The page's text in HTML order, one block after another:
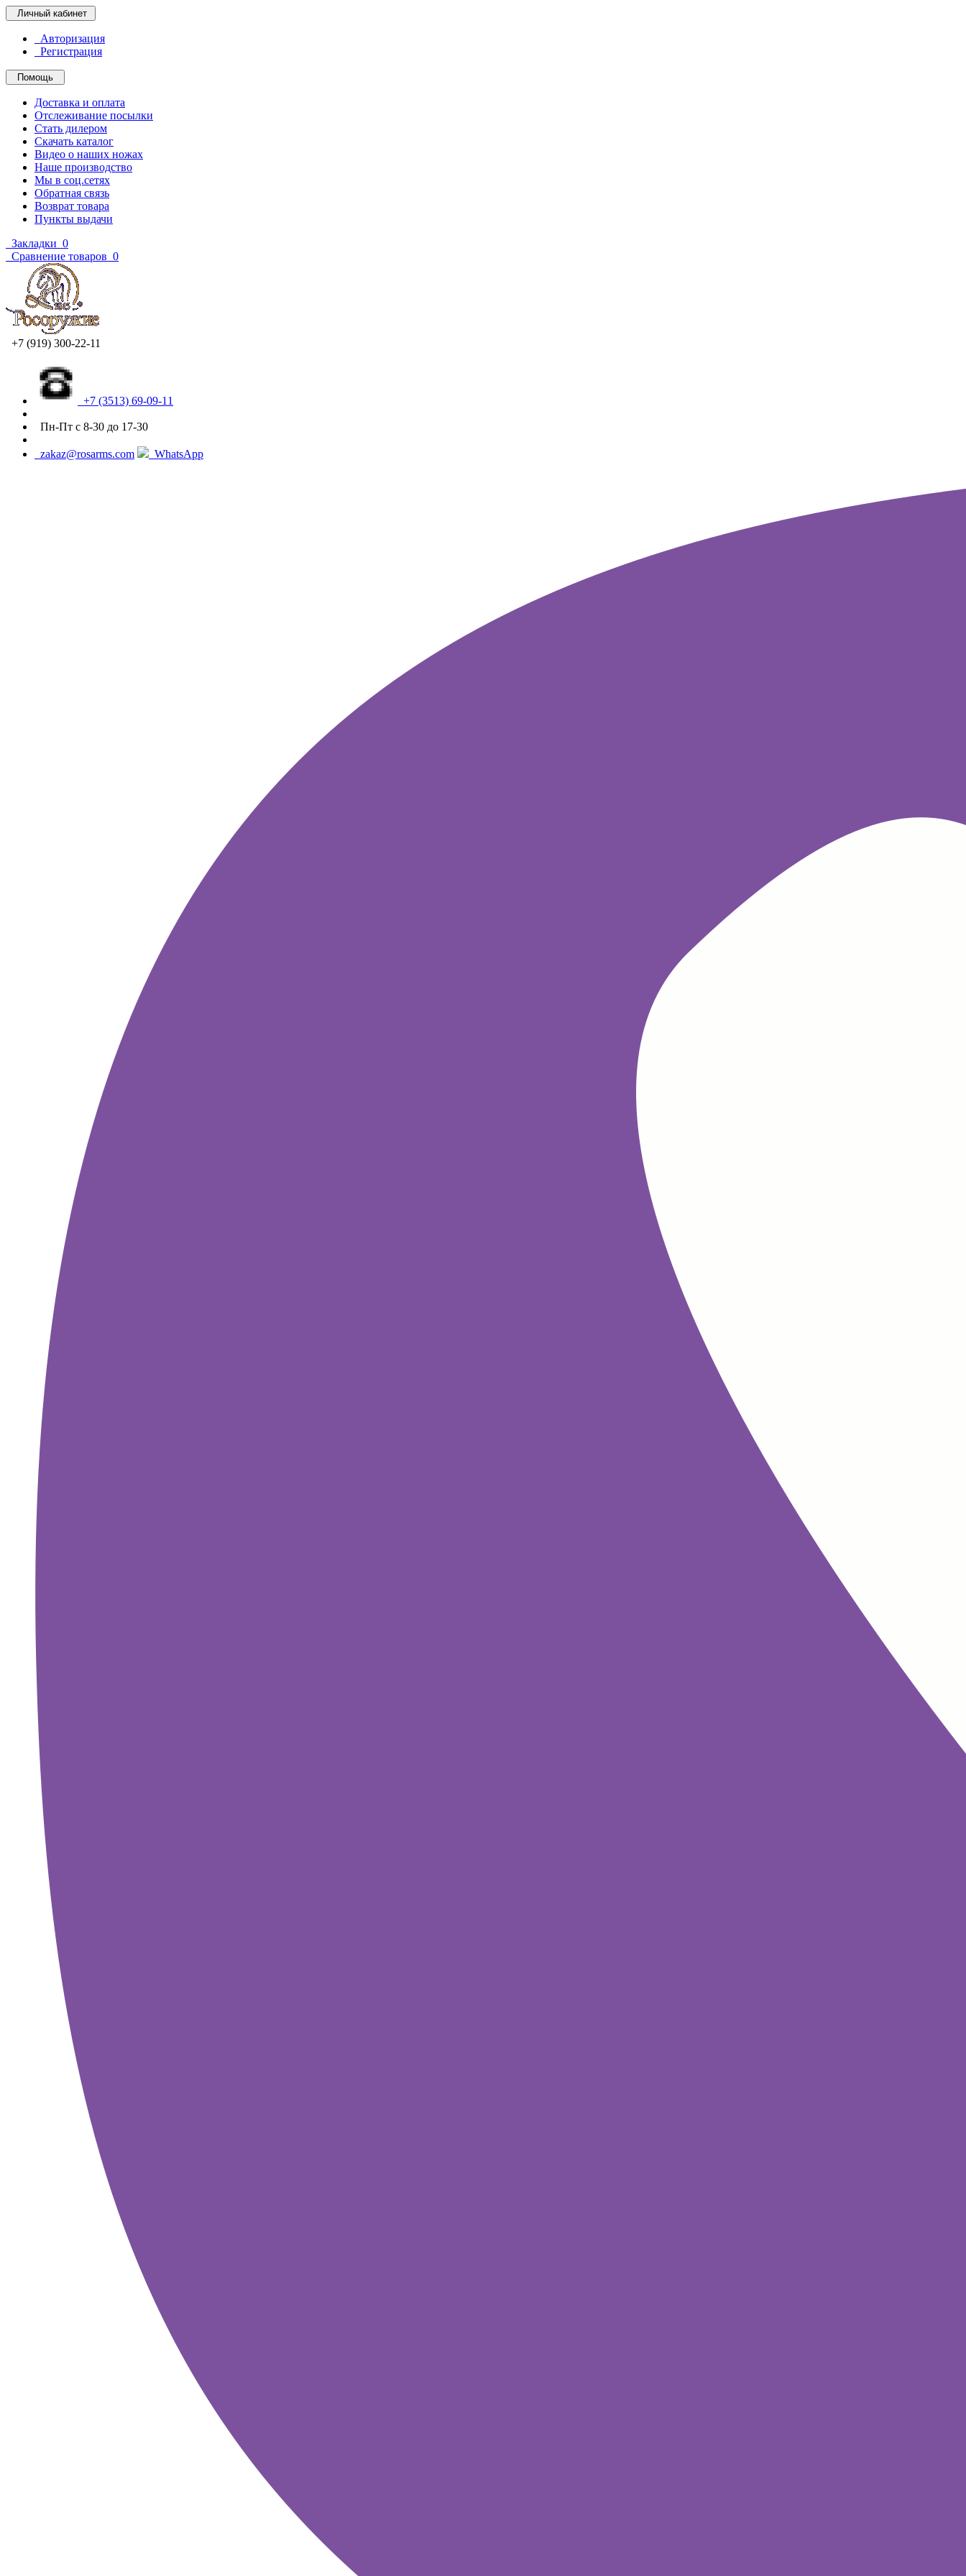
Личный кабинет
Авторизация
Регистрация
Помощь
Доставка и оплата
Отслеживание посылки
Стать дилером
Скачать каталог
Видео о наших ножах
Наше производство
Мы в соц.сетях
Обратная связь
Возврат товара
Пункты выдачи
Закладки 0
Сравнение товаров 0
+7 (919) 300-22-11
+7 (3513) 69-09-11
Пн-Пт с 8-30 до 17-30
zakaz@rosarms.com WhatsApp